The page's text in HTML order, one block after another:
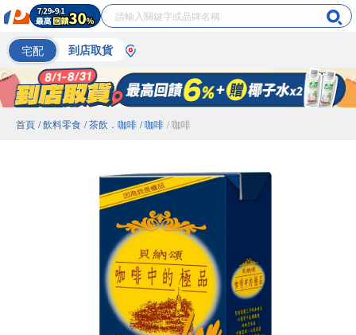
宅配 到店取貨
首頁 / 飲料零食 / 茶飲．咖啡 / 咖啡 / 咖啡